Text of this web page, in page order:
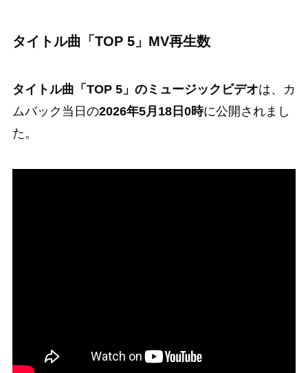
タイトル曲 「TOP 5」MV再生数
タイトル曲「TOP 5」のミュージックビデオは、カ
ムバック当日の2026年5月18日0時に公開されまし
た。